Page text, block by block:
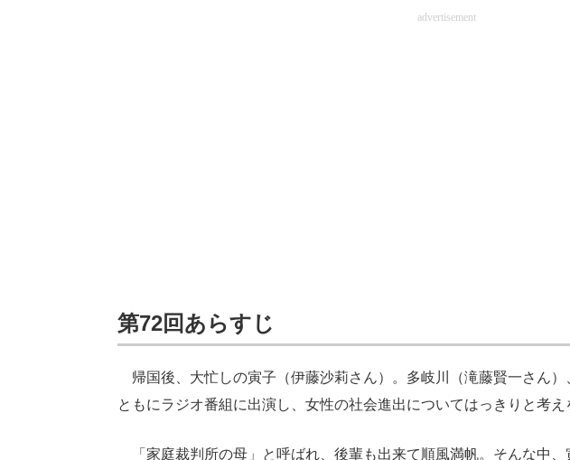
advertisement
第72回あらすじ
帰国後、大忙しの寅子（伊藤沙莉さん）。多岐川（滝藤賢一さん）
ともにラジオ番組に出演し、女性の社会進出についてはっきりと考え
「家庭裁判所の母」と呼ばれ、後輩も出来て順風満帆。そんな中、